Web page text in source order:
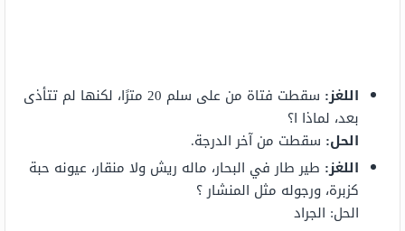
اللغز:
سقطت فتاة من على سلم 20 مترًا، لكنها لم تتأذى
بعد، لماذا ا؟
الحل: سقطت من آخر الدرجة.
اللغز: طير طار في البحار، ماله ريش ولا منقار، عيونه حبة
كزبرة، ورجوله مثل المنشار ؟
الحل: الجراد